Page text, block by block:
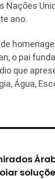
Nações
ano.
o pai
que
Água,